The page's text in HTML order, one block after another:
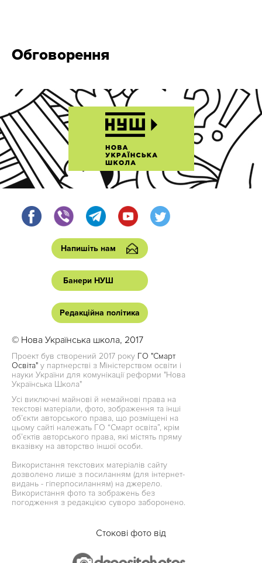
Обговорення
Напишіть нам
Банери НУШ
Редакційна політика
© Нова Українська школа, 2017
Проект був створений 2017 року ГО "Смарт
Освіта" у партнерстві з Міністерством освіти і
науки України для комунікації реформи "Нова
Українська Школа"
Усі виключні майнові й немайнові права на
текстові матеріали, фото, зображення та інші
об’єкти авторського права, що розміщені на
цьому сайті належать ГО “Смарт освіта”, крім
об’єктів авторського права, які містять пряму
вказівку на авторство іншої особи.
Використання текстових матеріалів сайту
дозволено лише з посиланням (для інтернет-
видань - гіперпосиланням) на джерело.
Використання фото та зображень без
погодження з редакцією суворо заборонено.
Стокові фото від